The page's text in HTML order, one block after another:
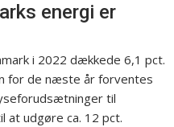
energi er
i 2022 dækkede 6,1 pct.
for de næste år forventes
til
at udgøre ca. 12 pct.